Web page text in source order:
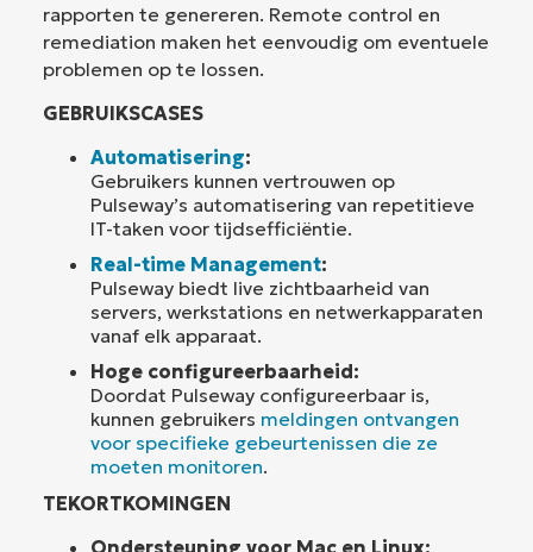
rapporten te genereren. Remote control en
remediation maken het eenvoudig om eventuele
problemen op te lossen.
GEBRUIKSCASES
Automatisering:
Gebruikers kunnen vertrouwen op
Pulseway’s automatisering van repetitieve
IT-taken voor tijdsefficiëntie.
Real-time Management:
Pulseway biedt live zichtbaarheid van
servers, werkstations en netwerkapparaten
vanaf elk apparaat.
Hoge configureerbaarheid:
Doordat Pulseway configureerbaar is,
kunnen gebruikers meldingen ontvangen
voor specifieke gebeurtenissen die ze
moeten monitoren.
TEKORTKOMINGEN